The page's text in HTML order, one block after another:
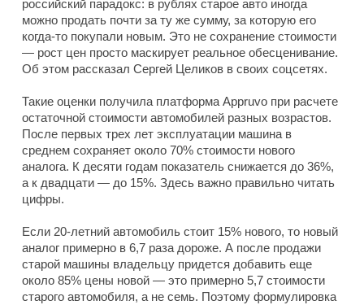
российский парадокс: в рублях старое авто иногда
можно продать почти за ту же сумму, за которую его
когда-то покупали новым. Это не сохранение стоимости
— рост цен просто маскирует реальное обесценивание.
Об этом рассказал Сергей Целиков в своих соцсетях.
Такие оценки получила платформа Appruvo при расчете
остаточной стоимости автомобилей разных возрастов.
После первых трех лет эксплуатации машина в
среднем сохраняет около 70% стоимости нового
аналога. К десяти годам показатель снижается до 36%,
а к двадцати — до 15%. Здесь важно правильно читать
цифры.
Если 20-летний автомобиль стоит 15% нового, то новый
аналог примерно в 6,7 раза дороже. А после продажи
старой машины владельцу придется добавить еще
около 85% цены новой — это примерно 5,7 стоимости
старого автомобиля, а не семь. Поэтому формулировка